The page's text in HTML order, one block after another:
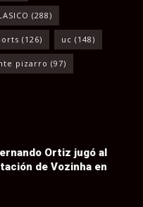
(288)
(126) uc (148)
pizarro (97)
Ortiz jugó al
de Vozinha en